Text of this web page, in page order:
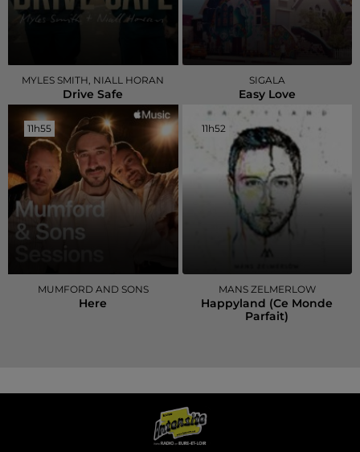
MYLES SMITH, NIALL HORAN
Drive Safe
SIGALA
Easy Love
11h55
11h55
MUMFORD AND SONS
Here
11h52
11h52
MANS ZELMERLOW
Happyland (ce Monde
Parfait)